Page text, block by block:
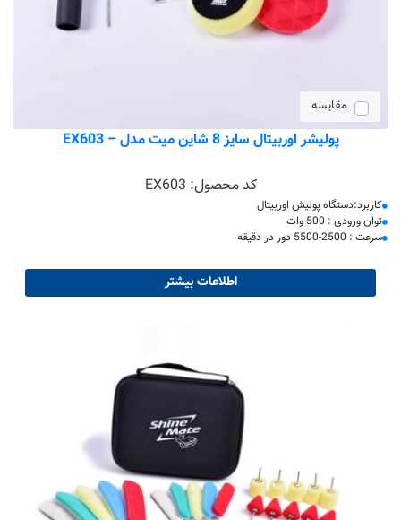
مقایسه
پولیشر اوربیتال سایز 8 شاین میت مدل – EX603
کد محصول: EX603
کاربرد:دستگاه پولیش اوربیتال
توان ورودی : 500 وات
سرعت : 2500-5500 دور در دقیقه
اطلاعات بیشتر